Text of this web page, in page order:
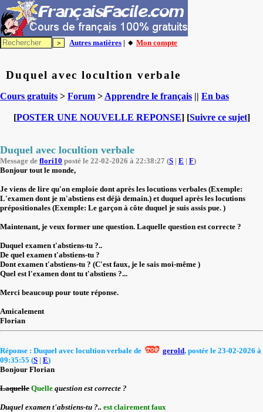
Autres matières | 🔸 Mon compte
Duquel avec locultion verbale
Cours gratuits > Forum > Apprendre le français || En bas
[POSTER UNE NOUVELLE REPONSE] [Suivre ce sujet]
Duquel avec locultion verbale
Message de flori10 posté le 22-02-2026 à 22:38:27 (S | E | F)
Bonjour tout le monde,
Je viens de lire qu'on emploie dont après les locutions verbales (Exemple:
L'examen dont je m'abstiens est déjà demain.) et duquel après les locutions
prépositionales (Exemple: Le garçon à côte duquel je suis assis pue. )
Maintenant, je veux former une question. Laquelle question est correcte ?
Duquel examen t'abstiens-tu ?..
De quel examen t'abstiens-tu ?
Dont examen t'abstiens-tu ? (C'est faux, je le sais moi-même )
Quel est l'examen dont tu t'abstiens ?...
Merci beaucoup pour toute réponse.
Amicalement
Florian
Réponse : Duquel avec locultion verbale de gerold, postée le 23-02-2026 à
09:35:55 (S | E)
Bonjour Florian
Laquelle Quelle question est correcte ?
Duquel examen t'abstiens-tu ?.. est clairement faux